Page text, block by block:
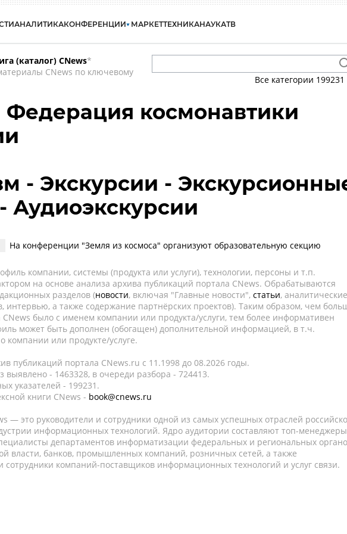
АНАЛИТИКАКОНФЕРЕНЦИИ МАРКЕТТЕХНИКАНАУКАТВ
(каталог) CNews*
CNews по ключевому
Все категории 199231
космонавтики
- Экскурсии -
Аудиоэкскурсии
На конференции "Земля из космоса" организуют образовательную секцию
компании, системы (продукта или услуги), технологии, персоны и т.п.
на основе анализа архива публикаций портала CNews. Обрабатываются
разделов (новости, включая "Главные новости", статьи, аналитические
интервью, а также содержание партнёрских проектов). Таким образом, чем
было с именем компании или продукта/услуги, тем более информативен
может быть дополнен (обогащен) дополнительной информацией, в т.ч.
компании или продукте/услуге.
публикаций портала CNews.ru c 11.1998 до 08.2026 годы.
выявлено - 1463328, в очереди разбора - 724413.
указателей - 199231.
книги CNews - book@cnews.ru
— это руководители и сотрудники одной из самых успешных отраслей
информационных технологий. Ядро аудитории составляют топ-
департаментов информатизации федеральных и региональных
власти, банков, промышленных компаний, розничных сетей, а также
сотрудники компаний-поставщиков информационных технологий и услуг связи.